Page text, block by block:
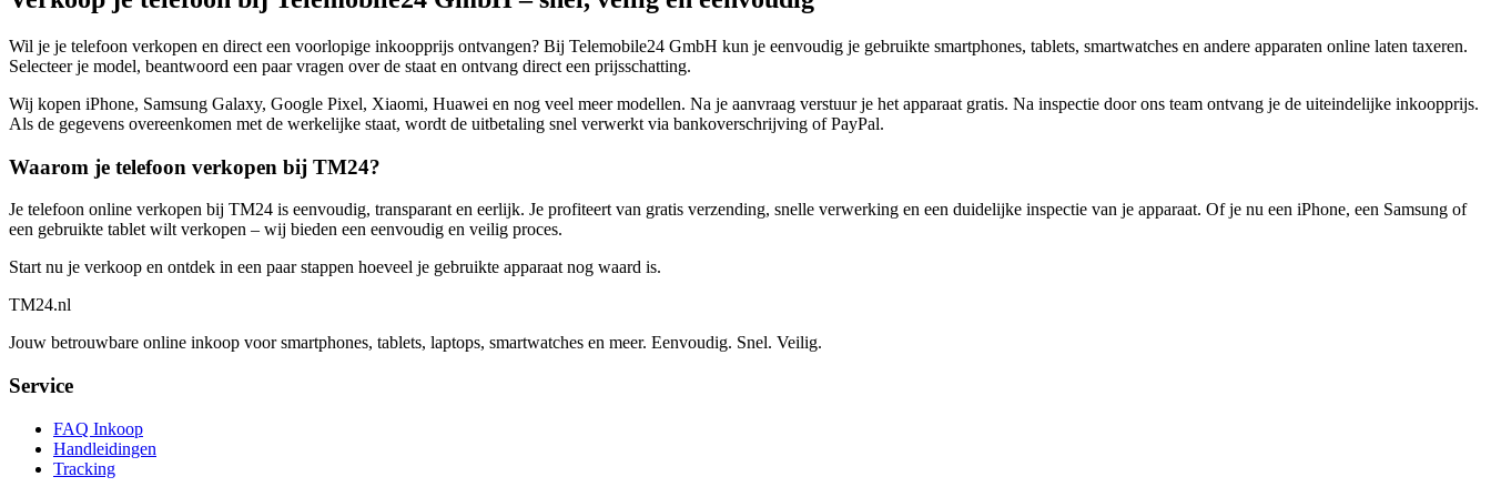
Wil je je telefoon verkopen en direct een voorlopige inkoopprijs ontvangen? Bij Telemobile24 GmbH kun je eenvoudig je gebruikte smartphones, tablets, smartwatches en andere apparaten online laten taxeren.
Selecteer je model, beantwoord een paar vragen over de staat en ontvang direct een prijsschatting.
Wij kopen iPhone, Samsung Galaxy, Google Pixel, Xiaomi, Huawei en nog veel meer modellen. Na je aanvraag verstuur je het apparaat gratis. Na inspectie door ons team ontvang je de uiteindelijke inkoopprijs.
Als de gegevens overeenkomen met de werkelijke staat, wordt de uitbetaling snel verwerkt via bankoverschrijving of PayPal.
Waarom je telefoon verkopen bij TM24?
Je telefoon online verkopen bij TM24 is eenvoudig, transparant en eerlijk. Je profiteert van gratis verzending, snelle verwerking en een duidelijke inspectie van je apparaat. Of je nu een iPhone, een Samsung of
een gebruikte tablet wilt verkopen – wij bieden een eenvoudig en veilig proces.
Start nu je verkoop en ontdek in een paar stappen hoeveel je gebruikte apparaat nog waard is.
TM24.nl
Jouw betrouwbare online inkoop voor smartphones, tablets, laptops, smartwatches en meer. Eenvoudig. Snel. Veilig.
Service
FAQ Inkoop
Handleidingen
Tracking